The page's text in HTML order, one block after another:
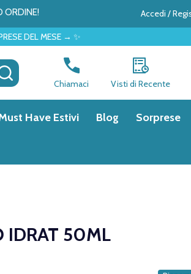
ORDINE! Accedi /
→ ✨
CERCA
Chiamaci Visti di Recente
Have Estivi Blog Sorprese
IDRAT 50ML